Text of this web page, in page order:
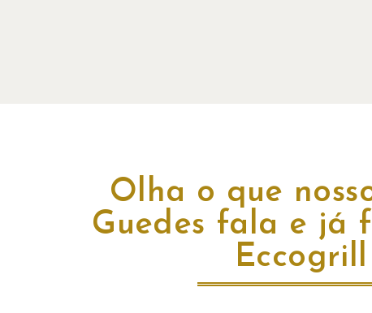
Olha o que
Guedes fala e já
Eccogrill